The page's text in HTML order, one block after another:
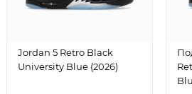
Jordan 5 Retro Black
University Blue (2026)